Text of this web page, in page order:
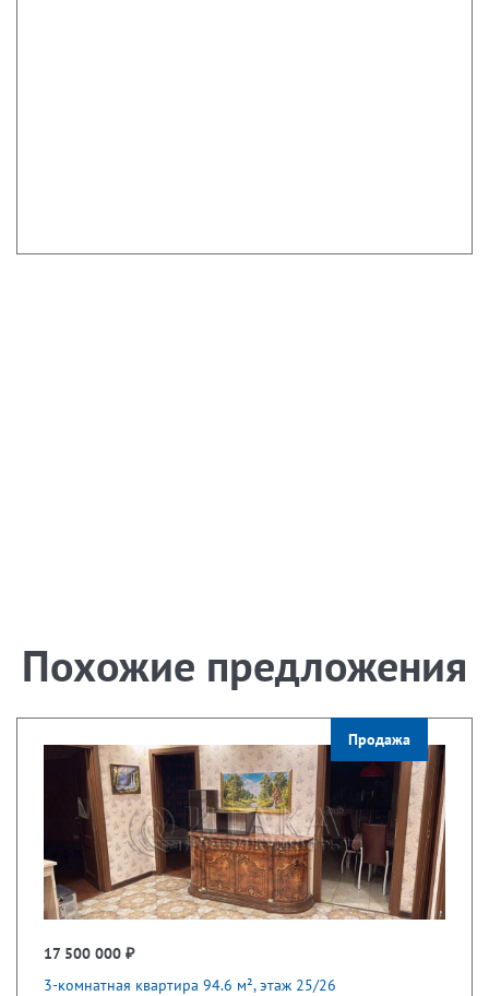
Похожие предложения
Продажа
17 500 000 ₽
3-комнатная квартира 94.6 м², этаж 25/26